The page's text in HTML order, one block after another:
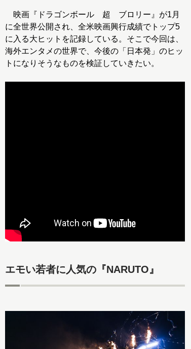
映画『ドラゴンボール 超 ブロリー』が1月
に全世界公開され、全米映画興行成績でトップ5
に入る大ヒットを記録している。そこで今回は、
海外エンタメの世界で、今後の「日本発」のヒッ
トになりそうなものを検証していきたい。
エモい若者に人気の『NARUTO』